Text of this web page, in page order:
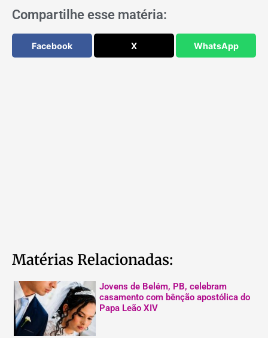
Compartilhe esse matéria:
Facebook X WhatsApp
Matérias Relacionadas:
Jovens de Belém, PB, celebram
casamento com bênção apostólica do
Papa Leão XIV